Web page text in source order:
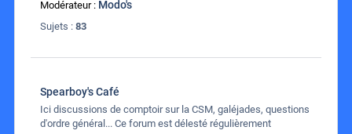
Modérateur : Modo's
Sujets : 83
Spearboy's Café
Ici discussions de comptoir sur la CSM, galéjades, questions
d'ordre général... Ce forum est délesté régulièrement